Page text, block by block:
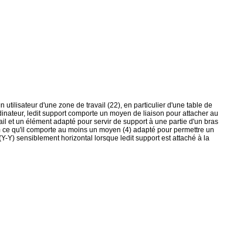
utilisateur d'une zone de travail (22), en particulier d'une table de
ledit support comporte un moyen de liaison pour attacher au
et un élément adapté pour servir de support à une partie d'un bras
qu'il comporte au moins un moyen (4) adapté pour permettre un
Y) sensiblement horizontal lorsque ledit support est attaché à la